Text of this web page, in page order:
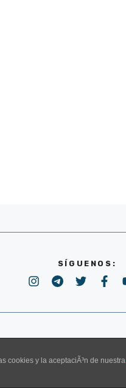
SÍGUENOS:
cookies y la aceptaciÃ³n de nuestra